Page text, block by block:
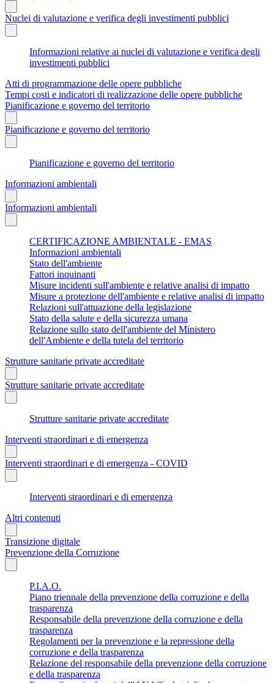
Nuclei di valutazione e verifica degli investimenti pubblici
Informazioni relative ai nuclei di valutazione e verifica degli
investimenti pubblici
Atti di programmazione delle opere pubbliche
Tempi costi e indicatori di realizzazione delle opere pubbliche
Pianificazione e governo del territorio
Pianificazione e governo del territorio
Pianificazione e governo del territorio
Informazioni ambientali
Informazioni ambientali
CERTIFICAZIONE AMBIENTALE - EMAS
Informazioni ambientali
Stato dell'ambiente
Fattori inquinanti
Misure incidenti sull'ambiente e relative analisi di impatto
Misure a protezione dell'ambiente e relative analisi di impatto
Relazioni sull'attuazione della legislazione
Stato della salute e della sicurezza umana
Relazione sullo stato dell'ambiente del Ministero
dell'Ambiente e della tutela del territorio
Strutture sanitarie private accreditate
Strutture sanitarie private accreditate
Strutture sanitarie private accreditate
Interventi straordinari e di emergenza
Interventi straordinari e di emergenza - COVID
Interventi straordinari e di emergenza
Altri contenuti
Transizione digitale
Prevenzione della Corruzione
P.I.A.O.
Piano triennale della prevenzione della corruzione e della
trasparenza
Responsabile della prevenzione della corruzione e della
trasparenza
Regolamenti per la prevenzione e la repressione della
corruzione e della trasparenza
Relazione del responsabile della prevenzione della corruzione
e della trasparenza